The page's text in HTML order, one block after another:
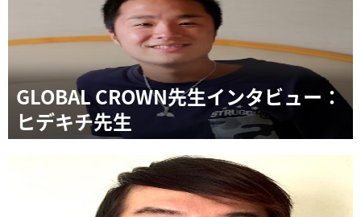
GLOBAL CROWN先生インタビュー：
ヒデキチ先生